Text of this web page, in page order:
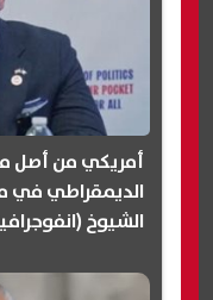
أمريكي من أصل
الديمقراطي في
الشيوخ